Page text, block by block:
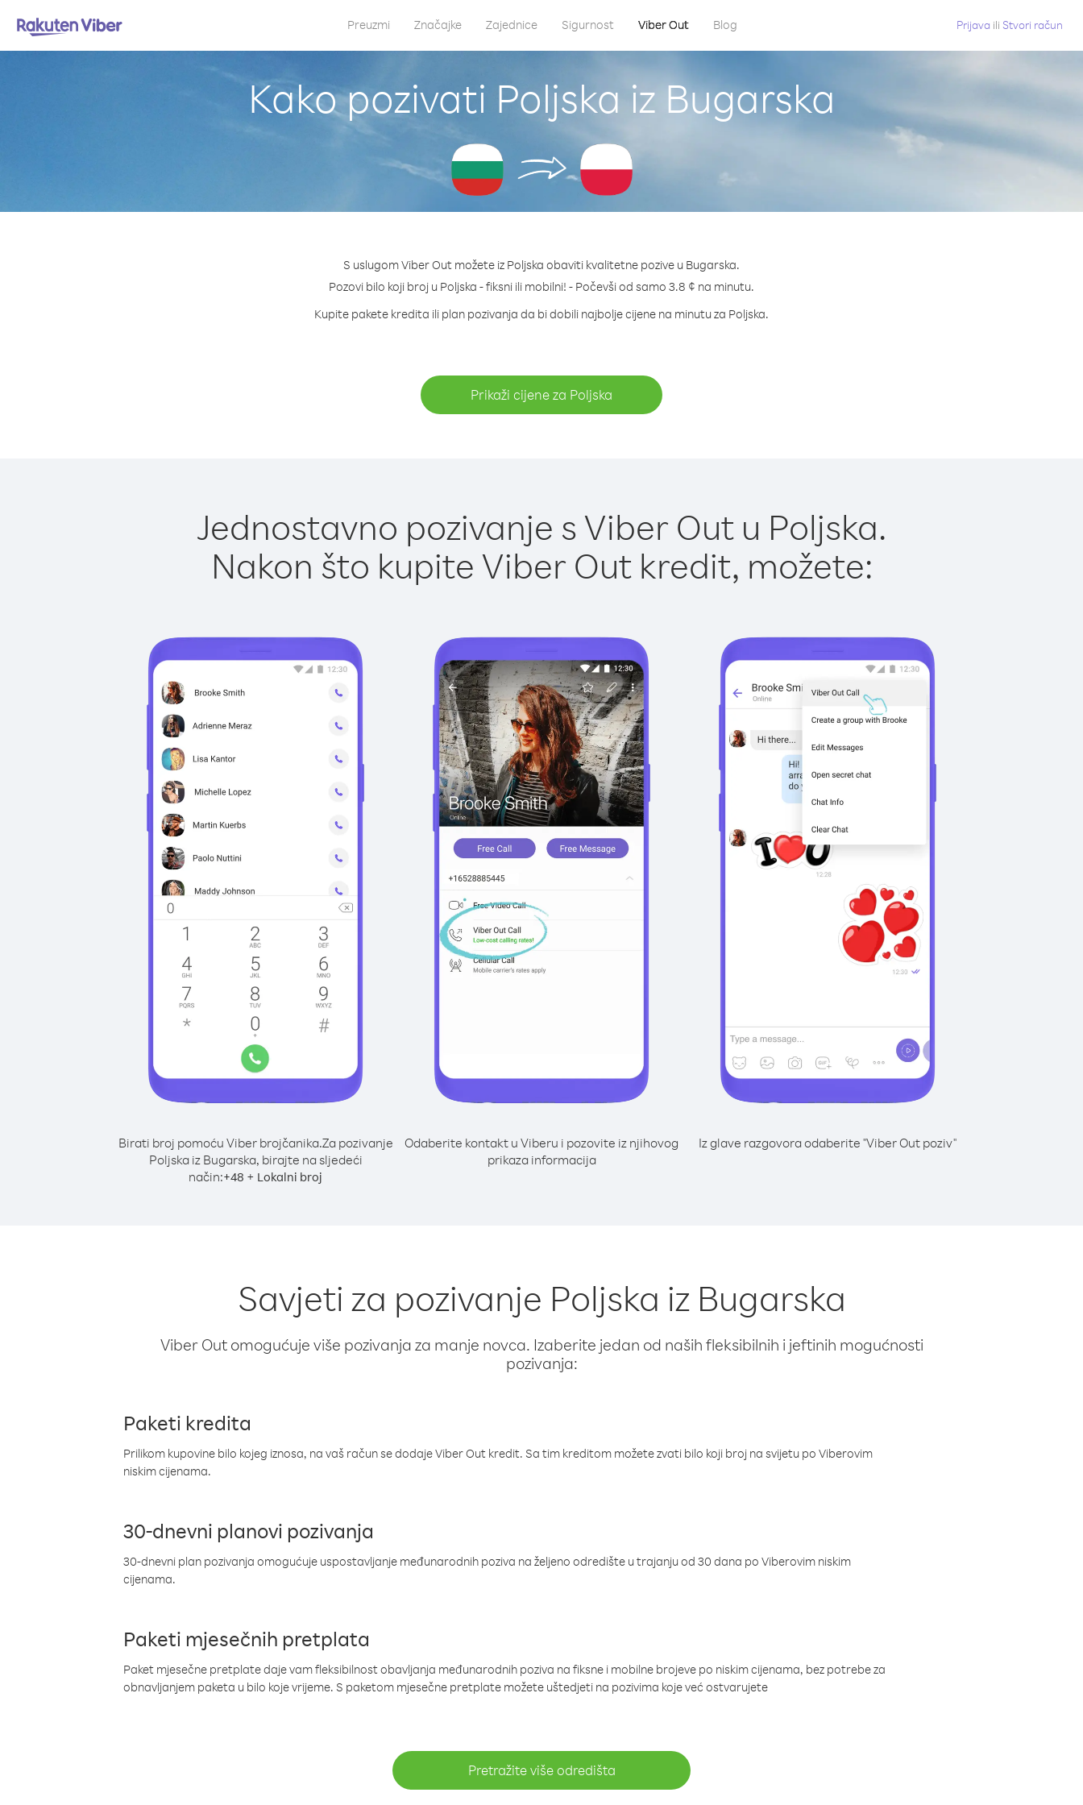
Preuzmi Značajke Zajednice Sigurnost Viber Out Blog Prijava ili Stvori račun
Kako pozivati Poljska iz Bugarska
S uslugom Viber Out možete iz Poljska obaviti kvalitetne pozive u Bugarska.
Pozovi bilo koji broj u Poljska - fiksni ili mobilni! - Počevši od samo 3.8 ¢ na minutu.
Kupite pakete kredita ili plan pozivanja da bi dobili najbolje cijene na minutu za Poljska.
Prikaži cijene za Poljska
Jednostavno pozivanje s Viber Out u Poljska.
Nakon što kupite Viber Out kredit, možete:
Birati broj pomoću Viber brojčanika.Za pozivanje
Poljska iz Bugarska, birajte na sljedeći
način:+48 + Lokalni broj
Odaberite kontakt u Viberu i pozovite iz njihovog
prikaza informacija
Iz glave razgovora odaberite "Viber Out poziv"
Savjeti za pozivanje Poljska iz Bugarska
Viber Out omogućuje više pozivanja za manje novca. Izaberite jedan od naših fleksibilnih i jeftinih mogućnosti
pozivanja:
Paketi kredita
Prilikom kupovine bilo kojeg iznosa, na vaš račun se dodaje Viber Out kredit. Sa tim kreditom možete zvati bilo koji broj na svijetu po Viberovim
niskim cijenama.
30-dnevni planovi pozivanja
30-dnevni plan pozivanja omogućuje uspostavljanje međunarodnih poziva na željeno odredište u trajanju od 30 dana po Viberovim niskim
cijenama.
Paketi mjesečnih pretplata
Paket mjesečne pretplate daje vam fleksibilnost obavljanja međunarodnih poziva na fiksne i mobilne brojeve po niskim cijenama, bez potrebe za
obnavljanjem paketa u bilo koje vrijeme. S paketom mjesečne pretplate možete uštedjeti na pozivima koje već ostvarujete
Pretražite više odredišta